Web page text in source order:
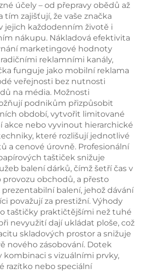
účely – od přepravy obědů až
tím zajišťují, že vaše značka
jejich každodenním životě i
nákupu. Nákladová efektivita
marketingové hodnoty
reklamními kanály,
funguje jako mobilní reklama
veřejnosti bez nutnosti
na média. Možnosti
podnikům přizpůsobit
období, vytvořit limitované
akce nebo vyvinout hierarchické
které rozlišují jednotlivé
a cenové úrovně. Profesionální
taštiček snižuje
balení dárků, čímž šetří čas v
obchodů, a přesto
balení, jehož dávání
považují za prestižní. Výhody
taštičky praktičtějšími než tuhé
nevyužití dají ukládat ploše, což
skladových prostor a snižuje
nového zásobování. Dotek
kombinaci s vizuálními prvky,
razítko nebo speciální